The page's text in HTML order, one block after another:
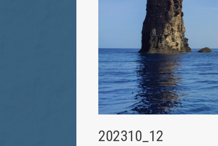
202310_12